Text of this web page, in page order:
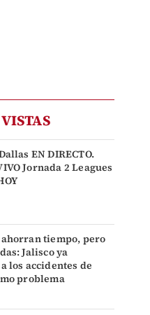
EN DIRECTO.
Jornada 2 Leagues
ahorran tiempo, pero
Jalisco ya
los accidentes de
problema